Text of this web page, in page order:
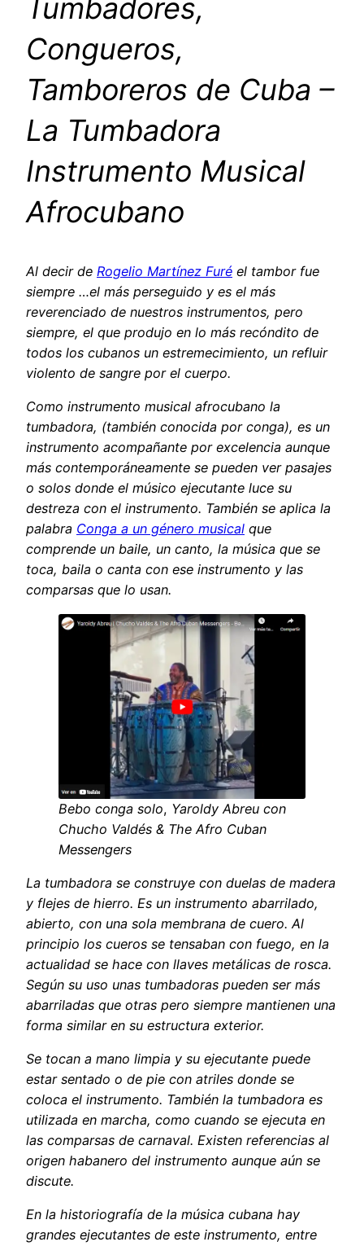
Tumbadores,
Congueros,
Tamboreros de Cuba –
La Tumbadora
Instrumento Musical
Afrocubano
Al decir de Rogelio Martínez Furé el tambor fue
siempre …el más perseguido y es el más
reverenciado de nuestros instrumentos, pero
siempre, el que produjo en lo más recóndito de
todos los cubanos un estremecimiento, un refluir
violento de sangre por el cuerpo.
Como instrumento musical afrocubano la
tumbadora, (también conocida por conga), es un
instrumento acompañante por excelencia aunque
más contemporáneamente se pueden ver pasajes
o solos donde el músico ejecutante luce su
destreza con el instrumento. También se aplica la
palabra Conga a un género musical que
comprende un baile, un canto, la música que se
toca, baila o canta con ese instrumento y las
comparsas que lo usan.
Bebo conga solo, Yaroldy Abreu con
Chucho Valdés & The Afro Cuban
Messengers
La tumbadora se construye con duelas de madera
y flejes de hierro. Es un instrumento abarrilado,
abierto, con una sola membrana de cuero. Al
principio los cueros se tensaban con fuego, en la
actualidad se hace con llaves metálicas de rosca.
Según su uso unas tumbadoras pueden ser más
abarriladas que otras pero siempre mantienen una
forma similar en su estructura exterior.
Se tocan a mano limpia y su ejecutante puede
estar sentado o de pie con atriles donde se
coloca el instrumento. También la tumbadora es
utilizada en marcha, como cuando se ejecuta en
las comparsas de carnaval. Existen referencias al
origen habanero del instrumento aunque aún se
discute.
En la historiografía de la música cubana hay
grandes ejecutantes de este instrumento, entre